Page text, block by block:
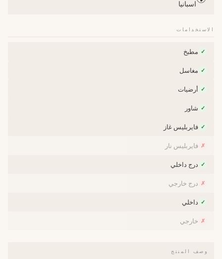
اسبانيا
الاستخدامات
✓ مطبخ
✓ مغاسل
✓ أرضيات
✓ شاور
✓ فايربليس غاز
✗ فايربليس نار
✓ درج داخلي
✗ درج خارجي
✓ داخلي
✗ خارجي
وصف المنتج